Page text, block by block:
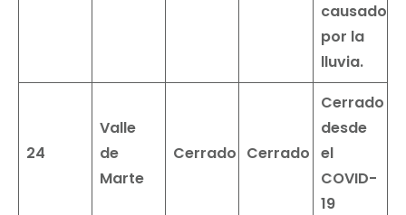
causados
por la
lluvia.
24
Valle
de
Marte
Cerrado Cerrado
Cerrado
desde
el
COVID-
19